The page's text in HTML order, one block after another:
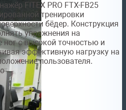
FITEX PRO FTX-FB25
тренировки
бёдер. Конструкция
упражнения на
ног с высокой точностью и
эффективную нагрузку на
пользователя.